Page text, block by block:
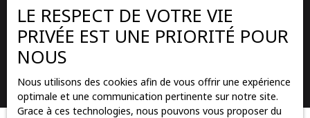
Surface min (m²)
LE RESPECT DE VOTRE VIE
PRIVÉE EST UNE PRIORITÉ POUR
NOUS
Nous utilisons des cookies afin de vous offrir une expérience
optimale et une communication pertinente sur notre site.
Grace à ces technologies, nous pouvons vous proposer du